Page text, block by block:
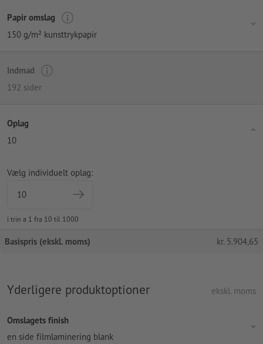
Papir omslag
150 g/m² kunsttrykpapir
Indmad
192 sider
Oplag
10
Vælg individuelt oplag:
i trin a 1 fra 10 til 1000
Basispris (ekskl. moms) kr. 5.904,65
Yderligere produktoptioner ekskl. moms
Omslagets finish
en side filmlaminering blank